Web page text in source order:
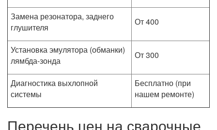
Замена резонатора, заднего
глушителя
От 400
Установка эмулятора (обманки)
лямбда-зонда
От 300
Диагностика выхлопной
системы
Бесплатно (при
нашем ремонте)
Перечень цен на сварочные